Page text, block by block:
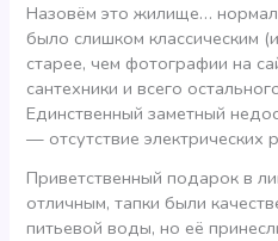
Назовём это жилище…
было слишком классическим
старее, чем фотографии на
сантехники и всего
Единственный заметный
— отсутствие электрических
Приветственный подарок в
отличным, тапки были
питьевой воды, но её